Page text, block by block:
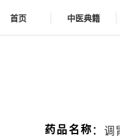
首页 中医典籍
药品名称： 调